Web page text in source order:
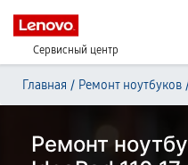
Сервисный центр
Главная / Ремонт ноутбуков
Ремонт